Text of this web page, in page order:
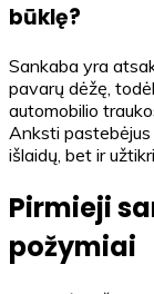
būklę?
Sankaba yra
pavarų dėžę,
automobilio
Anksti
išlaidų, bet ir
Pirmieji
požymiai